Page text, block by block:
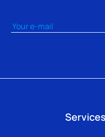
Email(Obbligatorio)